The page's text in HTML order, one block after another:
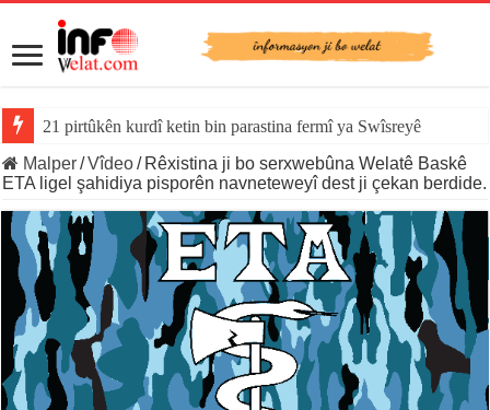
21 pirtûkên kurdî ketin bin parastina fermî ya Swîsreyê
Malper/Vîdeo/ Rêxistina ji bo serxwebûna Welatê Baskê
ETA ligel şahidiya pisporên navneteweyî dest ji çekan berdide.